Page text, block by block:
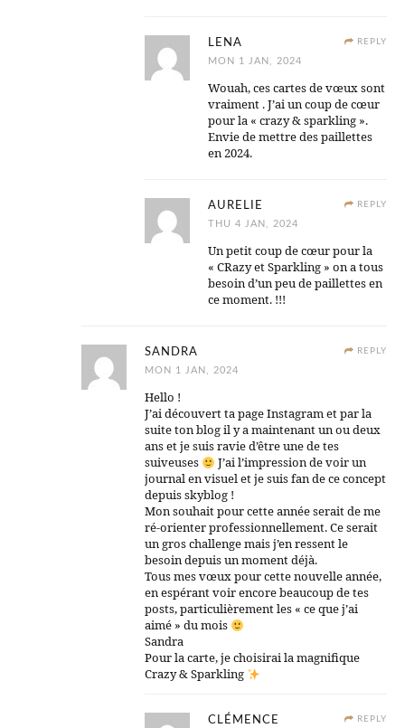
REPLY
LENA
MON 1 JAN, 2024
Wouah, ces cartes de vœux sont
vraiment . J’ai un coup de cœur
pour la « crazy & sparkling ».
Envie de mettre des paillettes
en 2024.
REPLY
AURELIE
THU 4 JAN, 2024
Un petit coup de cœur pour la
« CRazy et Sparkling » on a tous
besoin d’un peu de paillettes en
ce moment. !!!
REPLY
SANDRA
MON 1 JAN, 2024
Hello !
J’ai découvert ta page Instagram et par la
suite ton blog il y a maintenant un ou deux
ans et je suis ravie d’être une de tes
suiveuses
J’ai l’impression de voir un
journal en visuel et je suis fan de ce concept
depuis skyblog !
Mon souhait pour cette année serait de me
ré-orienter professionnellement. Ce serait
un gros challenge mais j’en ressent le
besoin depuis un moment déjà.
Tous mes vœux pour cette nouvelle année,
en espérant voir encore beaucoup de tes
posts, particulièrement les « ce que j’ai
aimé » du mois
Sandra
Pour la carte, je choisirai la magnifique
Crazy & Sparkling
REPLY
CLÉMENCE